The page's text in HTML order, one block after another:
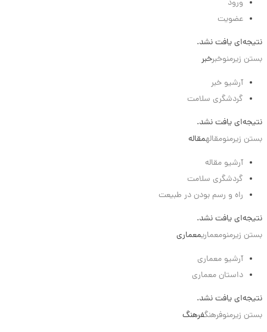
ورود
عضویت
نتیجه‌ای یافت نشد.
بستن زیرمنوخبرخبر
آرشیو خبر
گردشگری سلامت
نتیجه‌ای یافت نشد.
بستن زیرمنومقالهمقاله
آرشیو مقاله
گردشگری سلامت
راه و رسم بودن در طبیعت
نتیجه‌ای یافت نشد.
بستن زیرمنومعماریمعماری
آرشیو معماری
داستان معماری
نتیجه‌ای یافت نشد.
بستن زیرمنوفرهنگفرهنگ